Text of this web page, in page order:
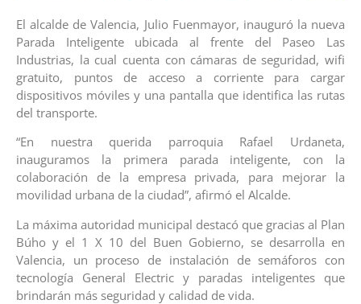
El alcalde de Valencia, Julio Fuenmayor, inauguró la nueva
Parada Inteligente ubicada al frente del Paseo Las
Industrias, la cual cuenta con cámaras de seguridad, wifi
gratuito, puntos de acceso a corriente para cargar
dispositivos móviles y una pantalla que identifica las rutas
del transporte.
“En nuestra querida parroquia Rafael Urdaneta,
inauguramos la primera parada inteligente, con la
colaboración de la empresa privada, para mejorar la
movilidad urbana de la ciudad”, afirmó el Alcalde.
La máxima autoridad municipal destacó que gracias al Plan
Búho y el 1 X 10 del Buen Gobierno, se desarrolla en
Valencia, un proceso de instalación de semáforos con
tecnología General Electric y paradas inteligentes que
brindarán más seguridad y calidad de vida.